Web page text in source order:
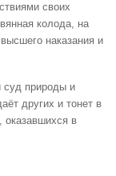
своих
колода, на
наказания и
суд природы и
других и тонет в
оказавшихся в